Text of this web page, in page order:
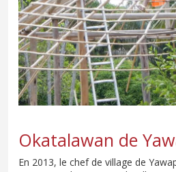
Okatalawan de
En 2013, le chef de village de